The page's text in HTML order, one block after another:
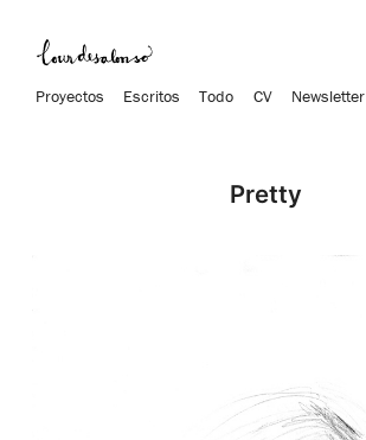
Proyectos Escritos Todo CV Newsletter
Pretty